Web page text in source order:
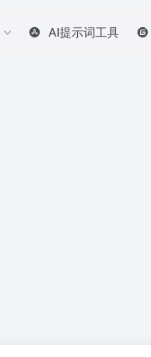
AI提示词工具